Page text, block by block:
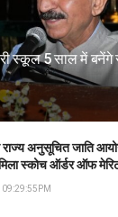
स्कूल 5 साल में बनेंगे
अनुसूचित जाति
स्कोच ऑर्डर ऑफ